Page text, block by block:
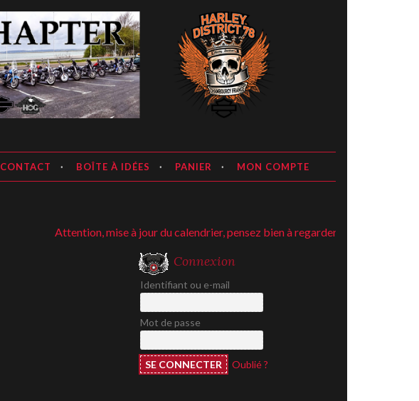
CONTACT BOÎTE À IDÉES PANIER MON COMPTE
Attention, mise à jour du calendrier, pensez bien à regarder ;-)
Connexion
Identifiant ou e-mail
Mot de passe
Oublié ?